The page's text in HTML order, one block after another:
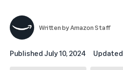
Written byAmazon Staff
Published July 10, 2024 Updated